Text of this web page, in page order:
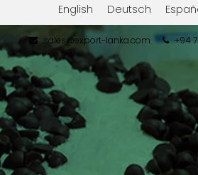
English Deutsch
sales@export-lanka.com +94